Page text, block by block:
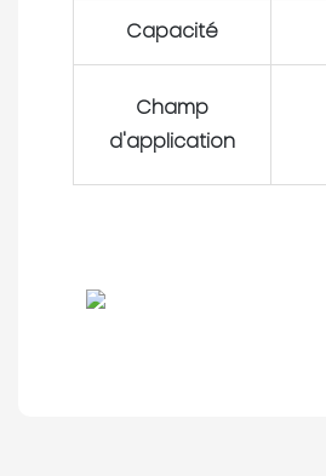
Capacité
Champ
d'application